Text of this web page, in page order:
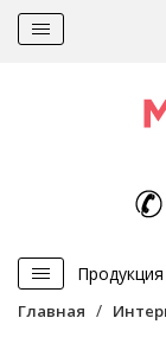
Продукция
Главная